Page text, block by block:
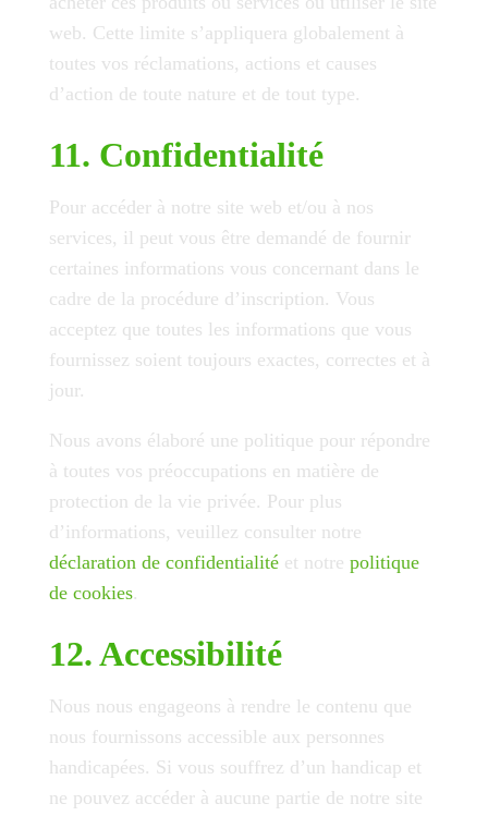
web. Cette limite s’appliquera globalement à
toutes vos réclamations, actions et causes
d’action de toute nature et de tout type.
11. Confidentialité
Pour accéder à notre site web et/ou à nos
services, il peut vous être demandé de fournir
certaines informations vous concernant dans le
cadre de la procédure d’inscription. Vous
acceptez que toutes les informations que vous
fournissez soient toujours exactes, correctes et à
jour.
Nous avons élaboré une politique pour répondre
à toutes vos préoccupations en matière de
protection de la vie privée. Pour plus
d’informations, veuillez consulter notre
déclaration de confidentialitéet notre politique
de cookies.
12. Accessibilité
Nous nous engageons à rendre le contenu que
nous fournissons accessible aux personnes
handicapées. Si vous souffrez d’un handicap et
ne pouvez accéder à aucune partie de notre site